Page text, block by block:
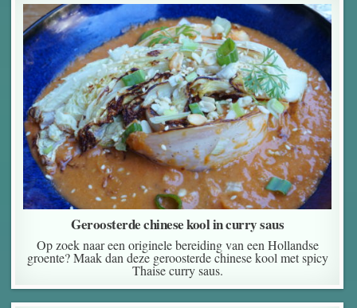
Geroosterde chinese kool in curry saus
Op zoek naar een originele bereiding van een Hollandse
groente? Maak dan deze geroosterde chinese kool met spicy
Thaise curry saus.